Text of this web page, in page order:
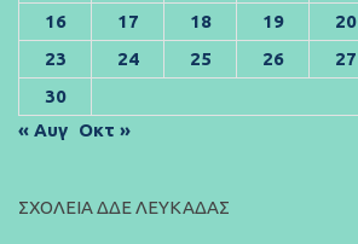
16 17 18 19 20
23
24 25 26 27
30
« Αυγ Οκτ »
ΣΧΟΛΕΊΑ ΔΔΕ ΛΕΥΚΆΔΑΣ